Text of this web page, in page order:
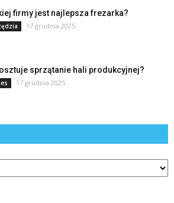
firmy jest najlepsza frezarka?
17 grudnia 2025
sprzątanie hali produkcyjnej?
17 grudnia 2025